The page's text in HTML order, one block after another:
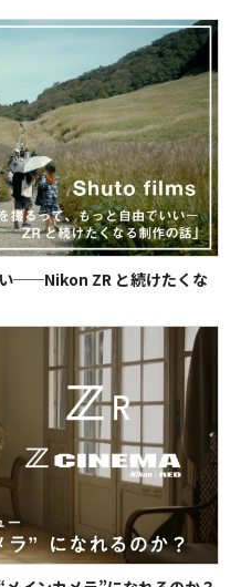
反社会的勢力（以下「反社会的勢
、および反社会的勢力の支配・影
にNikonに保証できる方
ラムに関連して関係者を対象に請
規約に違反する応募者の行為に
、VookおよびNikonを補償し、両
いただきます。
イバシーポリシー、本規約、及び
のとみなされます。
住所、電話番号、電子メールアド
ログラムの運営に必要な個人情報
、Vookにおいて、本プログラム
ンペーンのご案内等、Vookの
いただきます。
管理のためCookieを使用して
ムの利用目的の範囲において、
ることがあります。ただし、本プ
ビスを利用する場合は、当該
護に関する規程が適用されます。
──Nikon ZR と続けたくな